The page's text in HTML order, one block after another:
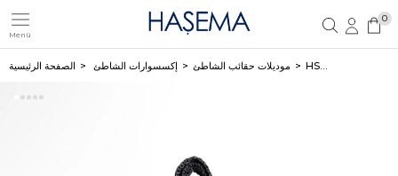
Menü
تسجيل دخول العضو تسجيل مستخدم جديد
0
الصفحة الرئيسية إكسسوارات الشاطئ موديلات حقائب الشاطئ HSM-1183 ÇANTA